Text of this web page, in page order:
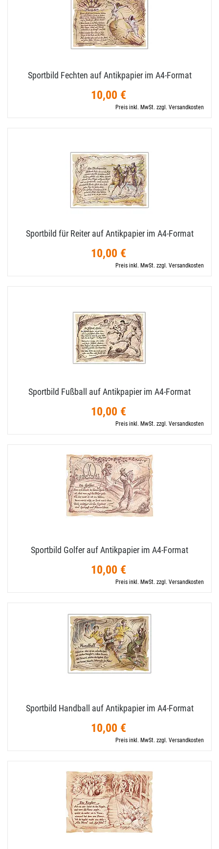
Sportbild Fechten auf Antikpapier im A4-​Format
10,00 €
Preis inkl. MwSt. zzgl. Versandkosten
Sportbild für Reiter auf Antikpapier im A4-​Format
10,00 €
Preis inkl. MwSt. zzgl. Versandkosten
Sportbild Fußball auf Antikpapier im A4-​Format
10,00 €
Preis inkl. MwSt. zzgl. Versandkosten
Sportbild Golfer auf Antikpapier im A4-​Format
10,00 €
Preis inkl. MwSt. zzgl. Versandkosten
Sportbild Handball auf Antikpapier im A4-​Format
10,00 €
Preis inkl. MwSt. zzgl. Versandkosten